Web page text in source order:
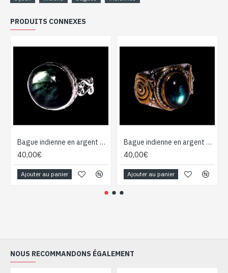
PRODUITS CONNEXES
Bague indienne en argent et Labradorite - Bijoux indiens
40,00€
Ajouter au panier
Bague indienne en argent et Labradorite - Bijoux indiens
40,00€
Ajouter au panier
NOUS RECOMMANDONS ÉGALEMENT